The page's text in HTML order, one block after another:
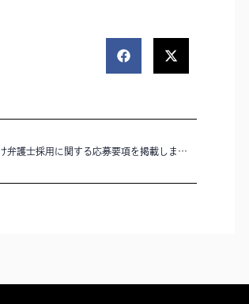
76期司法修習生向け弁護士採用に関する応募要項を掲載しました。